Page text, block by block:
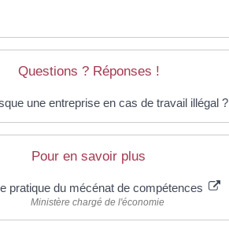
Questions ? Réponses !
une entreprise en cas de travail illégal ?
Pour en savoir plus
pratique du mécénat de compétences
Ministère chargé de l'économie